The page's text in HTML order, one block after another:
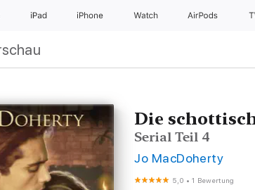
iPad iPhone Watch AirPods
Die
Serial Teil 4
Jo MacDoherty
5,0 •1 Bewertung